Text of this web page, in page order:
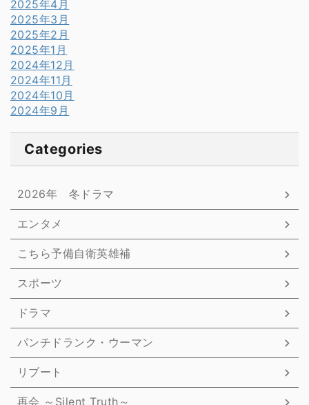
2025年4月
2025年3月
2025年2月
2025年1月
2024年12月
2024年11月
2024年10月
2024年9月
Categories
2026年 冬ドラマ
エンタメ
こちら予備自衛英雄補
スポーツ
ドラマ
パンチドランク・ウーマン
リブート
再会 ～Silent Truth～